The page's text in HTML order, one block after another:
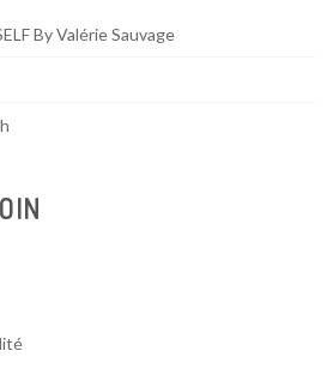
By Valérie Sauvage